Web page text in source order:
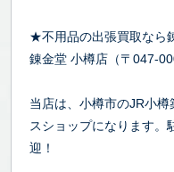
★不用品の出張買取なら
錬金堂 小樽店（〒047-
当店は、小樽市のJR小
スショップになります。
迎！